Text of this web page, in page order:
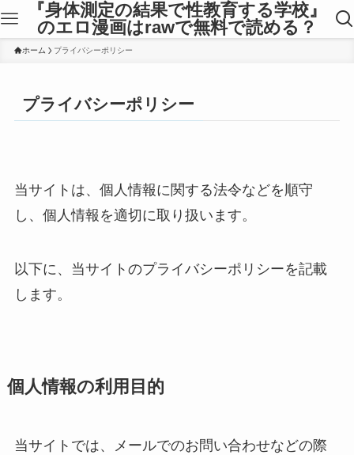
『身体測定の結果で性教育する学校』
のエロ漫画はrawで無料で読める？
ホーム プライバシーポリシー
プライバシーポリシー
当サイトは、個人情報に関する法令などを順守
し、個人情報を適切に取り扱います。
以下に、当サイトのプライバシーポリシーを記載
します。
個人情報の利用目的
当サイトでは、メールでのお問い合わせなどの際